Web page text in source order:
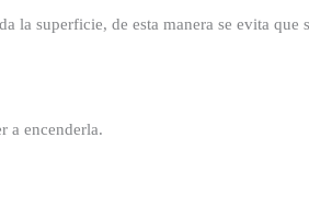
la superficie, de esta manera se evita que
a encenderla.